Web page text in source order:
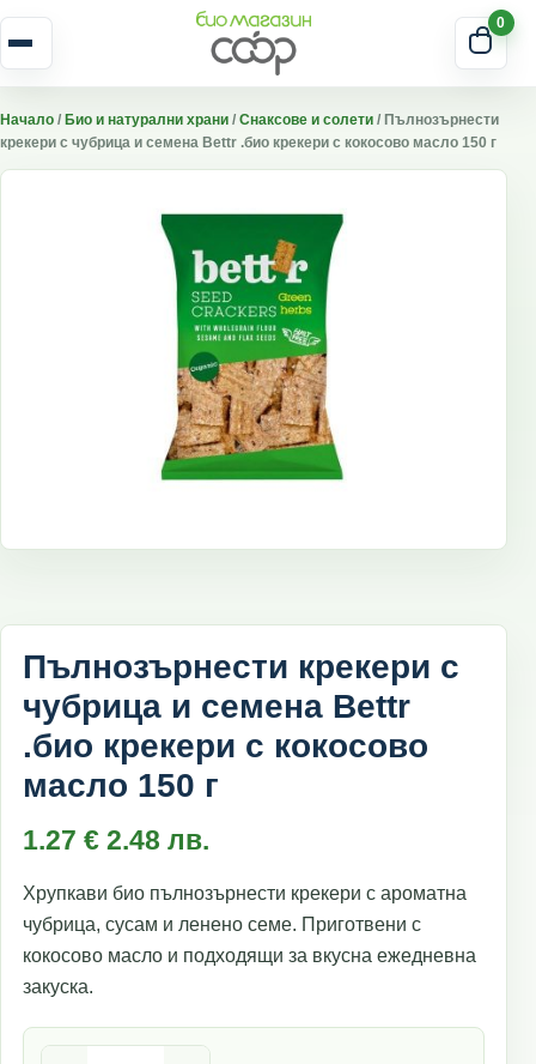
Skip to content 0
Начало / Био и натурални храни / Снаксове и солети / Пълнозърнести
крекери с чубрица и семена Bettr .био крекери с кокосово масло 150 г
Пълнозърнести крекери с
чубрица и семена Bettr
.био крекери с кокосово
масло 150 г
1.27 € 2.48 лв.
Хрупкави био пълнозърнести крекери с ароматна
чубрица, сусам и ленено семе. Приготвени с
кокосово масло и подходящи за вкусна ежедневна
закуска.